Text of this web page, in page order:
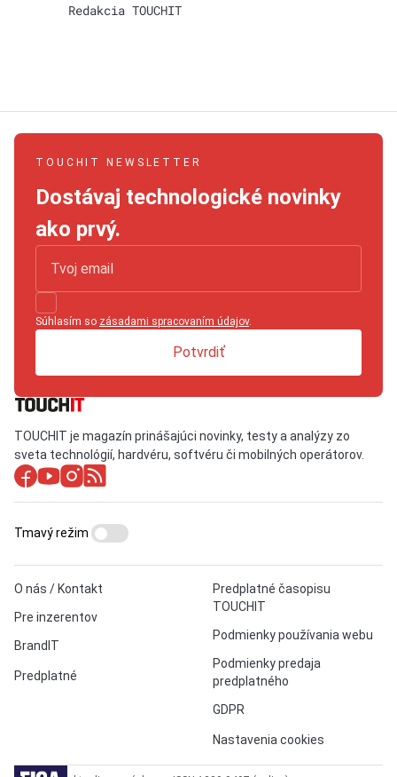
Redakcia TOUCHIT
TOUCHIT NEWSLETTER
Dostávaj technologické novinky
ako prvý.
Súhlasím so zásadami spracovaním údajov.
Potvrdiť
TOUCHIT je magazín prinášajúci novinky, testy a analýzy zo
sveta technológií, hardvéru, softvéru či mobilných operátorov.
O nás / Kontakt
Pre inzerentov
BrandIT
Predplatné
Predplatné časopisu
TOUCHIT
Podmienky používania webu
Podmienky predaja
predplatného
GDPR
Nastavenia cookies
Tmavý režim